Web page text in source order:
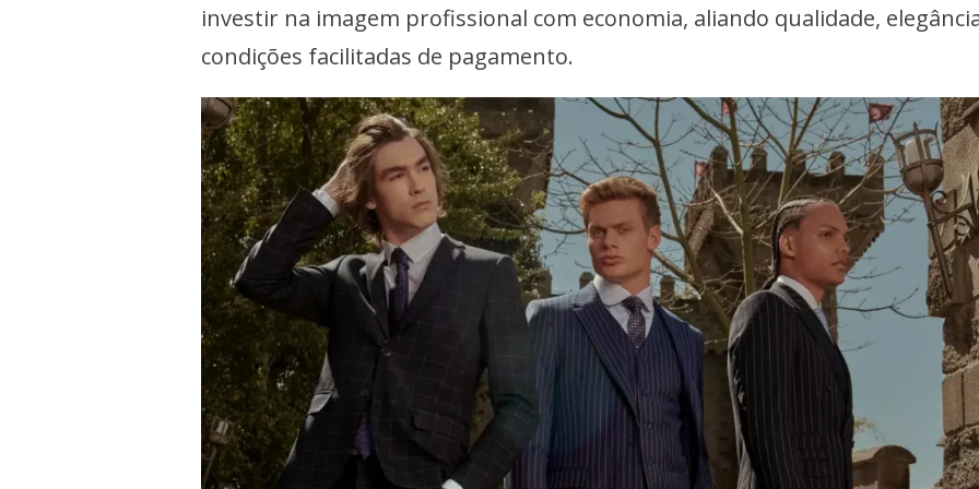
investir na imagem profissional com economia, aliando qualidade,
condições facilitadas de pagamento.